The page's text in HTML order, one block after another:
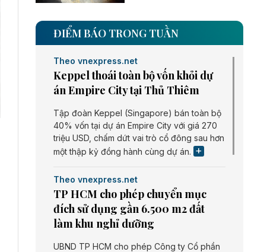
ĐIỂM BÁO TRONG TUẦN
Theo vnexpress.net
Keppel thoái toàn bộ vốn khỏi dự
án Empire City tại Thủ Thiêm
Tập đoàn Keppel (Singapore) bán toàn bộ
40% vốn tại dự án Empire City với giá 270
triệu USD, chấm dứt vai trò cổ đông sau hơn
một thập kỷ đồng hành cùng dự án.
Theo vnexpress.net
TP HCM cho phép chuyển mục
đích sử dụng gần 6.500 m2 đất
làm khu nghỉ dưỡng
UBND TP HCM cho phép Công ty Cổ phần